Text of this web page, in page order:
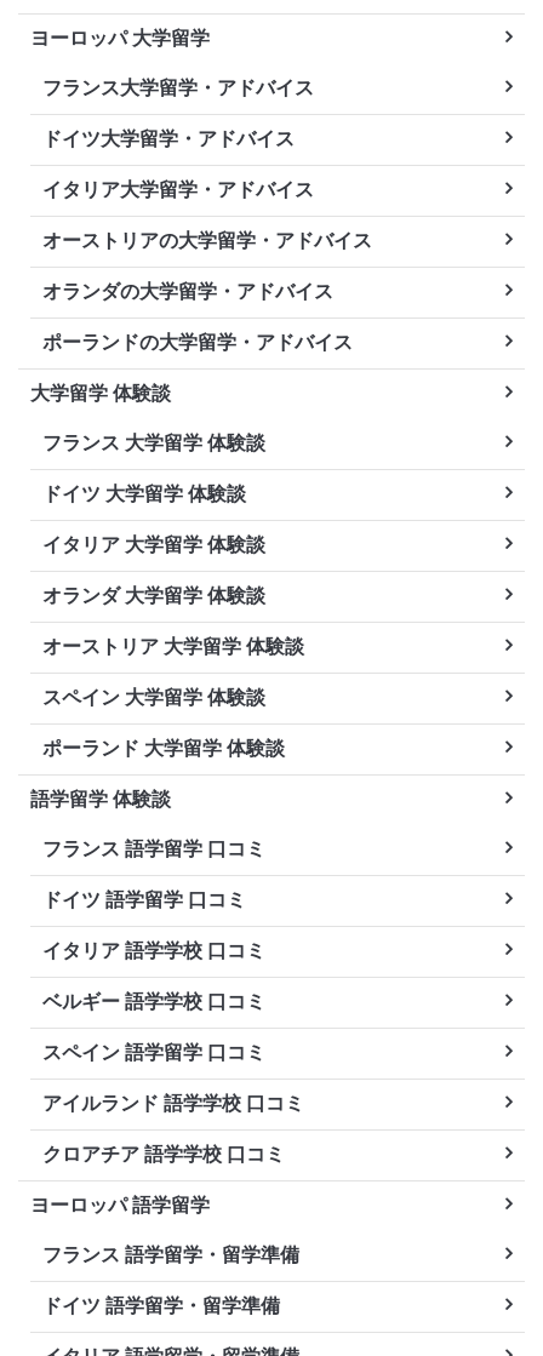
ヨーロッパ 大学留学
フランス大学留学・アドバイス
ドイツ大学留学・アドバイス
イタリア大学留学・アドバイス
オーストリアの大学留学・アドバイス
オランダの大学留学・アドバイス
ポーランドの大学留学・アドバイス
大学留学 体験談
フランス 大学留学 体験談
ドイツ 大学留学 体験談
イタリア 大学留学 体験談
オランダ 大学留学 体験談
オーストリア 大学留学 体験談
スペイン 大学留学 体験談
ポーランド 大学留学 体験談
語学留学 体験談
フランス 語学留学 口コミ
ドイツ 語学留学 口コミ
イタリア 語学学校 口コミ
ベルギー 語学学校 口コミ
スペイン 語学留学 口コミ
アイルランド 語学学校 口コミ
クロアチア 語学学校 口コミ
ヨーロッパ 語学留学
フランス 語学留学・留学準備
ドイツ 語学留学・留学準備